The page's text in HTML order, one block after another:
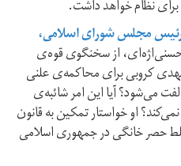
نظام خواهد داشت.
مجلس شورای اسلامی،
از سخنگوی قوه‌ی
کروبی برای محاکمه‌ی علنی
می‌شود؟ آیا این امر شائبه‌ی
او خواستار تمکین به قانون
حصر خانگی در جمهوری اسلامی